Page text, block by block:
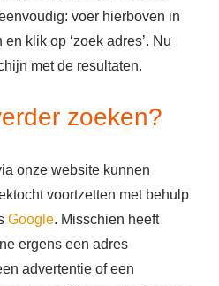
voer hierboven in
klik op ‘zoek adres’. Nu
met de resultaten.
zoeken?
onze website kunnen
voortzetten met behulp
Google. Misschien heeft
ergens een adres
advertentie of een